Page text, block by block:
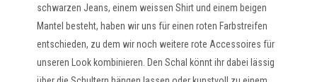
schwarzen Jeans, einem weissen Shirt und einem beigen
Mantel besteht, haben wir uns für einen roten Farbstreifen
entschieden, zu dem wir noch weitere rote Accessoires für
unseren Look kombinieren. Den Schal könnt ihr dabei lässig